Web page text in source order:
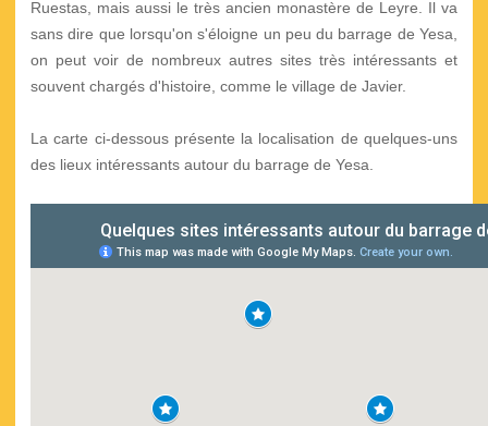
Ruestas, mais aussi le très ancien monastère de Leyre. Il va
sans dire que lorsqu'on s'éloigne un peu du barrage de Yesa,
on peut voir de nombreux autres sites très intéressants et
souvent chargés d'histoire, comme le village de Javier.
La carte ci-dessous présente la localisation de quelques-uns
des lieux intéressants autour du barrage de Yesa.